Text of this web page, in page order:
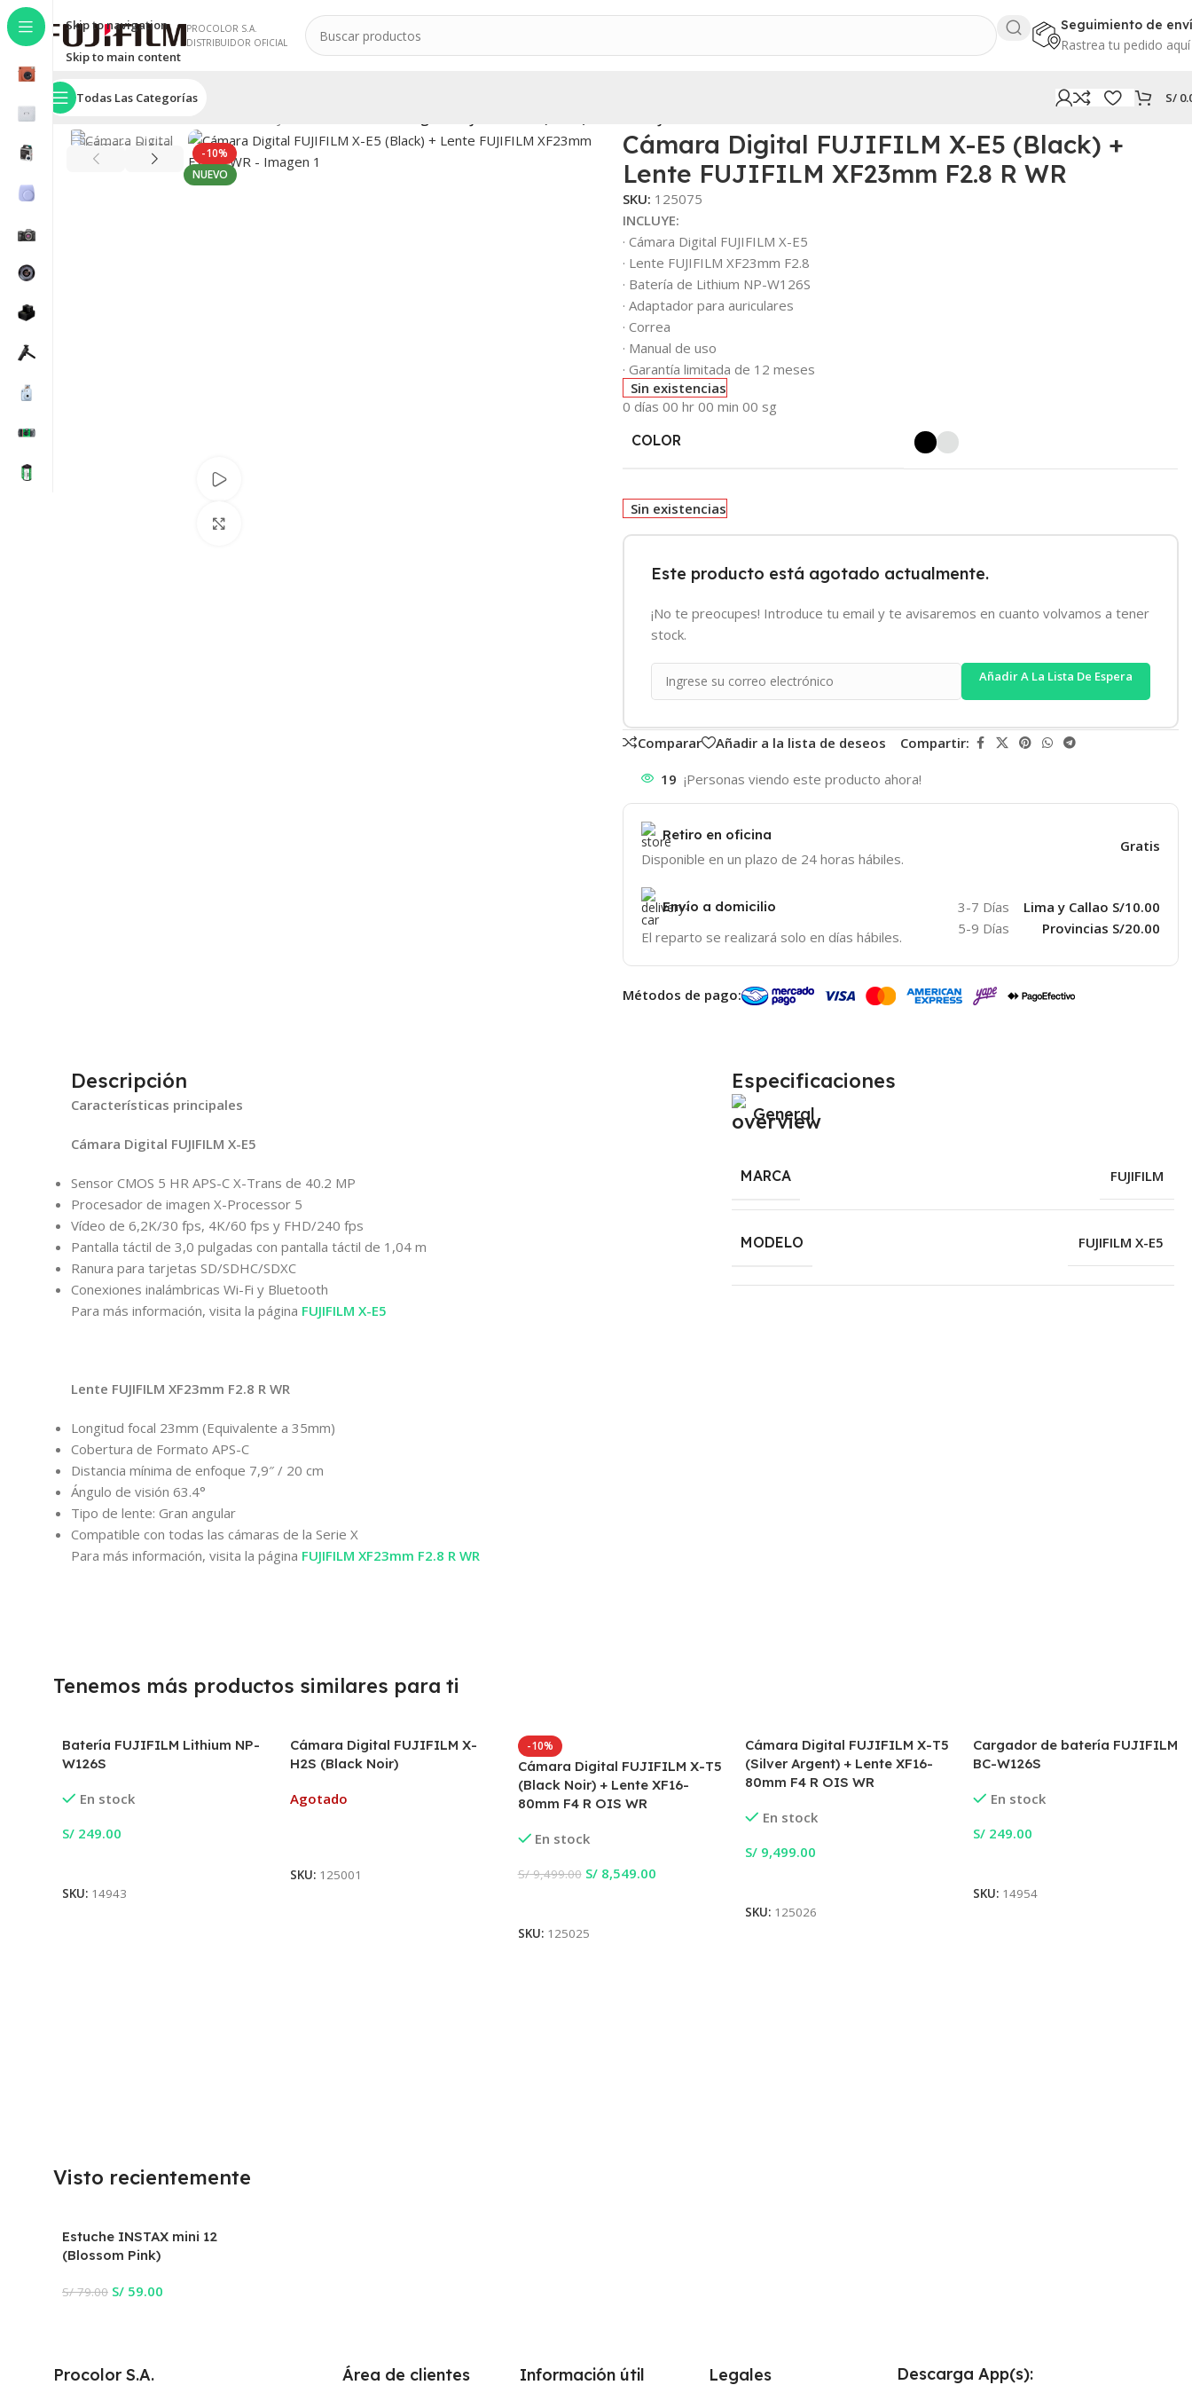
Skip to navigation
Skip to main content
PROCOLOR S.A.
DISTRIBUIDOR OFICIAL
Seguimiento de
Rastrea tu pedido aquí
Todas Las Categorías S/
Inicio
-10%
NUEVO
Cámara Digital FUJIFILM X-E5 (Black) +
Lente FUJIFILM XF23mm F2.8 R WR
SKU: 125075
INCLUYE:
· Cámara Digital FUJIFILM X-E5
· Lente FUJIFILM XF23mm F2.8
· Batería de Lithium NP-W126S
· Adaptador para auriculares
· Correa
· Manual de uso
· Garantía limitada de 12 meses
Sin existencias
0 días 00 hr 00 min 00 sg
COLOR
Sin existencias
Este producto está agotado actualmente.
¡No te preocupes! Introduce tu email y te avisaremos en cuanto volvamos a tener
stock.
Añadir A La Lista De Espera
Comparar Añadir a la lista de deseos Compartir:
19 ¡Personas viendo este producto ahora!
Retiro en oficina
Disponible en un plazo de 24 horas hábiles.
Gratis
Envío a domicilio
El reparto se realizará solo en días hábiles.
3-7 Días
5-9 Días
Lima y Callao S/10.00
Provincias S/20.00
Métodos de pago:
Descripción
Características principales
Cámara Digital FUJIFILM X-E5
Sensor CMOS 5 HR APS-C X-Trans de 40.2 MP
Procesador de imagen X-Processor 5
Vídeo de 6,2K/30 fps, 4K/60 fps y FHD/240 fps
Pantalla táctil de 3,0 pulgadas con pantalla táctil de 1,04 m
Ranura para tarjetas SD/SDHC/SDXC
Conexiones inalámbricas Wi-Fi y Bluetooth
Para más información, visita la página FUJIFILM X-E5
Lente FUJIFILM XF23mm F2.8 R WR
Longitud focal 23mm (Equivalente a 35mm)
Cobertura de Formato APS-C
Distancia mínima de enfoque 7,9″ / 20 cm
Ángulo de visión 63.4°
Tipo de lente: Gran angular
Compatible con todas las cámaras de la Serie X
Para más información, visita la página FUJIFILM XF23mm F2.8 R WR
Especificaciones
General
MARCA FUJIFILM
MODELO FUJIFILM X-E5
Tenemos más productos similares para ti
Batería FUJIFILM Lithium NP-
W126S
En stock
S/ 249.00
SKU: 14943
Cámara Digital FUJIFILM X-
H2S (Black Noir)
Agotado
SKU: 125001
-10%
Cámara Digital FUJIFILM X-T5
(Black Noir) + Lente XF16-
80mm F4 R OIS WR
En stock
S/9,499.00 S/8,549.00
SKU: 125025
Cámara Digital FUJIFILM X-T5
(Silver Argent) + Lente XF16-
80mm F4 R OIS WR
En stock
S/ 9,499.00
SKU: 125026
Cargador de batería FUJIFILM
BC-W126S
En stock
S/ 249.00
SKU: 14954
Visto recientemente
Estuche INSTAX mini 12
(Blossom Pink)
S/79.00 S/ 59.00
Procolor S.A. Área de clientes Información útil Legales Descarga App(s):